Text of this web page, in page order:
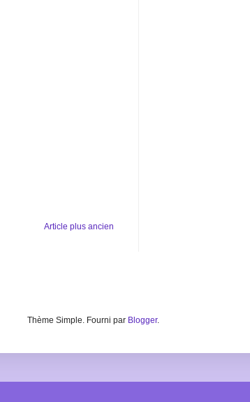
Article plus ancien
Thème Simple. Fourni par Blogger.